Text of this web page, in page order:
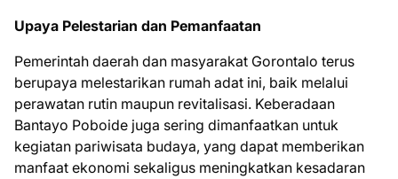
Upaya Pelestarian dan Pemanfaatan
Pemerintah daerah dan masyarakat Gorontalo terus
berupaya melestarikan rumah adat ini, baik melalui
perawatan rutin maupun revitalisasi. Keberadaan
Bantayo Poboide juga sering dimanfaatkan untuk
kegiatan pariwisata budaya, yang dapat memberikan
manfaat ekonomi sekaligus meningkatkan kesadaran